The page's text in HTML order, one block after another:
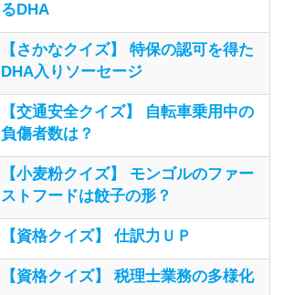
るDHA
【さかなクイズ】 特保の認可を得た
DHA入りソーセージ
【交通安全クイズ】 自転車乗用中の
負傷者数は？
【小麦粉クイズ】 モンゴルのファー
ストフードは餃子の形？
【資格クイズ】 仕訳力ＵＰ
【資格クイズ】 税理士業務の多様化